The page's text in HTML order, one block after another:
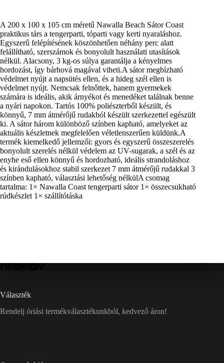
A 200 x 100 x 105 cm méretű Nawalla Beach Sátor Coast
praktikus társ a tengerparti, tóparti vagy kerti nyaraláshoz.
Egyszerű felépítésének köszönhetően néhány perc alatt
felállítható, szerszámok és bonyolult használati utasítások
nélkül. Alacsony, 3 kg-os súlya garantálja a kényelmes
hordozást, így bárhová magával viheti.A sátor megbízható
védelmet nyújt a napsütés ellen, és a hideg szél ellen is
védelmet nyújt. Nemcsak felnőttek, hanem gyermekek
számára is ideális, akik árnyékot és menedéket találnak benne
a nyári napokon. Tartós 100% poliészterből készült, és
könnyű, 7 mm átmérőjű rudakból készült szerkezettel egészült
ki. A sátor három különböző színben kapható, amelyeket az
aktuális készletnek megfelelően véletlenszerűen küldünk.A
termék kiemelkedő jellemzői: gyors és egyszerű összeszerelés
bonyolult szerelés nélkül védelem az UV-sugarak, a szél és az
enyhe eső ellen könnyű és hordozható, ideális strandoláshoz
és kirándulásokhoz stabil szerkezet 7 mm átmérőjű rudakkal 3
színben kapható, választási lehetőség nélkülA csomag
tartalma: 1× Nawalla Coast tengerparti sátor 1× összecsukható
rúdkészlet 1× szállítótáska
Választék
Rendelj óriási termékválasztékunkból, kedvező áron!